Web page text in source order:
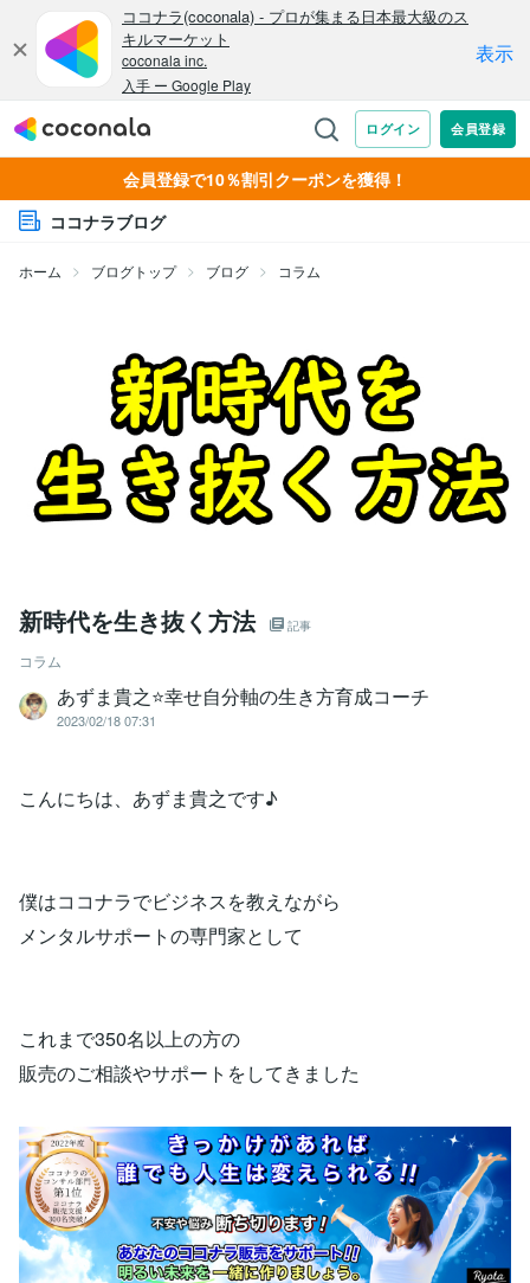
会員登録で10％割引クーポンを獲得！
ココナラブログ
ホーム ブログトップ ブログ コラム
新時代を生き抜く方法 記事
コラム
あずま貴之⭐幸せ自分軸の生き方育成コーチ
2023/02/18 07:31
こんにちは、あずま貴之です♪
僕はココナラでビジネスを教えながら
メンタルサポートの専門家として
これまで350名以上の方の
販売のご相談やサポートをしてきました